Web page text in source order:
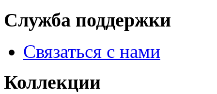
Служба поддержки
Связаться с нами
Коллекции